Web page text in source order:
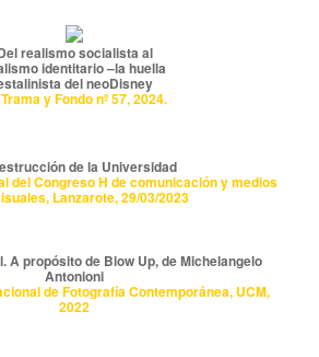
realismo socialista al
identitario –la huella
del neoDisney
y Fondo nº 57, 2024.
de la Universidad
del Congreso H de comunicación y medios
Lanzarote, 29/03/2023
A propósito de Blow Up, de Michelangelo
Antonioni
de Fotografía Contemporánea, UCM,
2022